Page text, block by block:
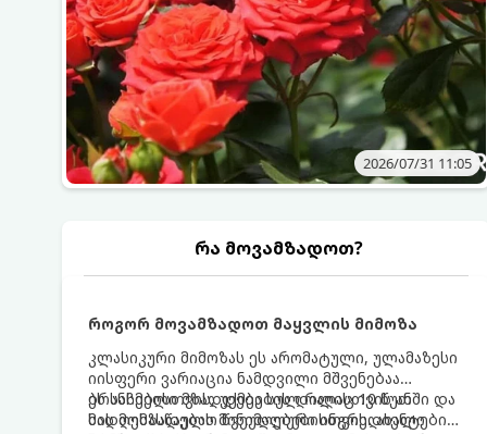
2026/07/31 11:05
რა მოვამზადოთ?
როგორ მოვამზადოთ მაყვლის მიმოზა
კლასიკური მიმოზას ეს არომატული, ულამაზესი
იისფერი ვარიაცია ნამდვილი მშვენებაა
ბრანჩებისთვის, უქმეების დილისთვის ან
სადღესასწაულო წვეულებებისთვის. ახალი
ეს სასმელი მზადდება სულ რაღაც 10 წუთში და
მის მომზადებას მინიმალური ინგრედიენტები